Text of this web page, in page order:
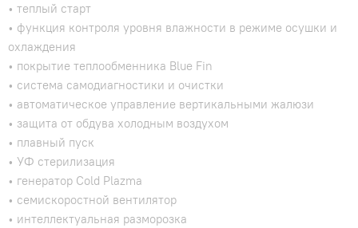
• теплый старт
• функция контроля уровня влажности в режиме осушки и
охлаждения
• покрытие теплообменника Blue Fin
• система самодиагностики и очистки
• автоматическое управление вертикальными жалюзи
• защита от обдува холодным воздухом
• плавный пуск
• УФ стерилизация
• генератор Cold Plazma
• семискоростной вентилятор
• интеллектуальная разморозка